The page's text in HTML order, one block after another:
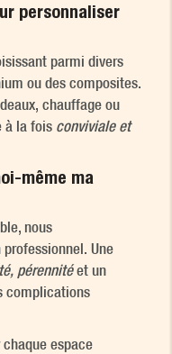
personnaliser
parmi divers
ou des composites.
chauffage ou
à la fois conviviale et
même ma
nous
Une
pérennitéet un
complications
espace